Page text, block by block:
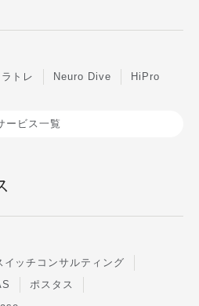
ラトレ Neuro Dive HiPro
ービス一覧
イッチコンサルティング
ポスタス